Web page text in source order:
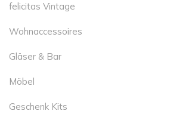
felicitas Vintage
Wohnaccessoires
Gläser & Bar
Möbel
Geschenk Kits